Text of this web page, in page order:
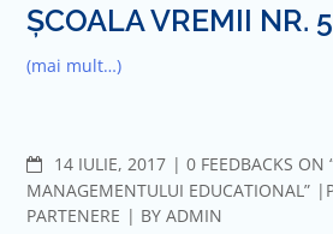
ȘCOALA VREMII NR. 5
(mai mult…)
14 IULIE, 2017 COMMENTS
0 FEEDBACKS ON
MANAGEMENTULUI EDUCATIONAL”
PARTENERE
BYADMIN